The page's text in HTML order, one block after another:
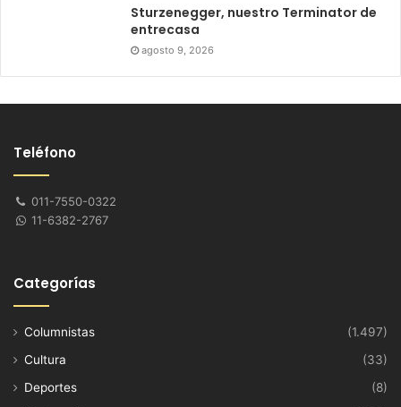
Sturzenegger, nuestro Terminator de
entrecasa
agosto 9, 2026
Teléfono
011-7550-0322
11-6382-2767
Categorías
Columnistas
(1.497)
Cultura
(33)
Deportes
(8)